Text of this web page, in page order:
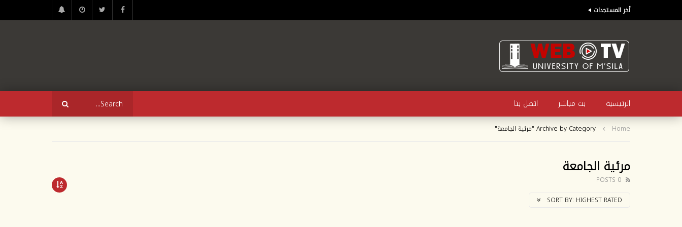
أخر المستجدات
الرئيسية بث مباشر اتصل بنا
Home Archive by Category "مرئية الجامعة"
مرئية الجامعة
0 POSTS
SORT BY: HIGHEST RATED